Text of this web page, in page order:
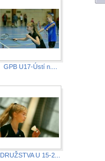
GPB U17-Ústí n....
DRUŽSTVA U 15-2...